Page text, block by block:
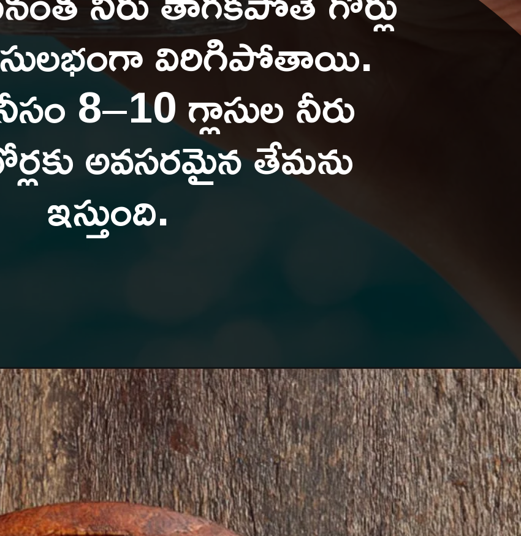
విరిగిపోతాయి.
8–10 గ్లాసుల నీరు
అవసరమైన తేమను
ఇస్తుంది.